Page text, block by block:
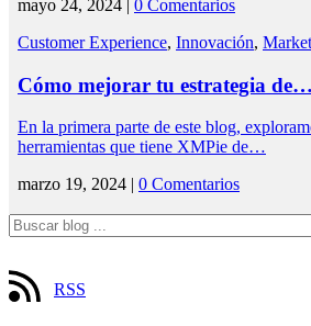
mayo 24, 2024 | 0 Comentarios
Customer Experience, Innovación,
Cómo mejorar tu estrategia de…
En la primera parte de este blog,
herramientas que tiene XMPie de…
marzo 19, 2024 | 0 Comentarios
RSS